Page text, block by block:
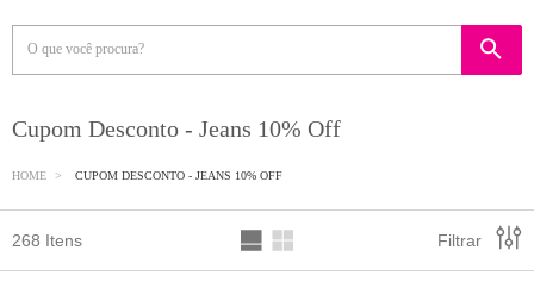
Cupom Desconto - Jeans 10% Off
HOME CUPOM DESCONTO - JEANS 10% OFF
268 Itens Filtrar